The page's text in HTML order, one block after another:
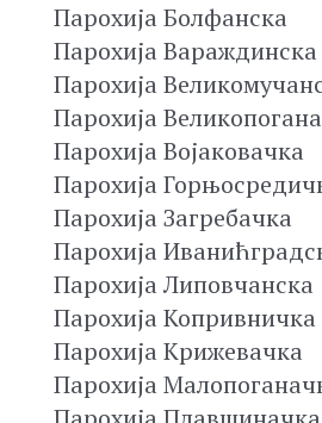
Парохија Болфанска
Парохија Вараждинска
Парохија
Парохија
Парохија Војаковачка
Парохија
Парохија Загребачка
Парохија
Парохија Липовчанска
Парохија Копривничка
Парохија Крижевачка
Парохија